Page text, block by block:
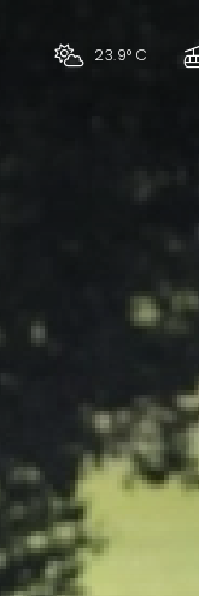
23.9° C